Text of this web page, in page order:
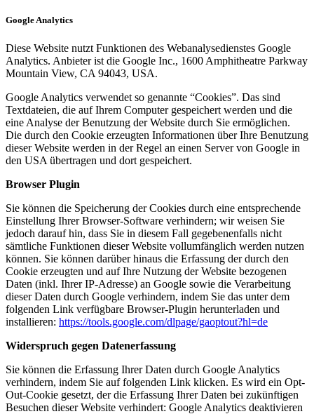
Google Analytics
Diese Website nutzt Funktionen des Webanalysedienstes Google
Analytics. Anbieter ist die Google Inc., 1600 Amphitheatre Parkway
Mountain View, CA 94043, USA.
Google Analytics verwendet so genannte “Cookies”. Das sind
Textdateien, die auf Ihrem Computer gespeichert werden und die
eine Analyse der Benutzung der Website durch Sie ermöglichen.
Die durch den Cookie erzeugten Informationen über Ihre Benutzung
dieser Website werden in der Regel an einen Server von Google in
den USA übertragen und dort gespeichert.
Browser Plugin
Sie können die Speicherung der Cookies durch eine entsprechende
Einstellung Ihrer Browser-Software verhindern; wir weisen Sie
jedoch darauf hin, dass Sie in diesem Fall gegebenenfalls nicht
sämtliche Funktionen dieser Website vollumfänglich werden nutzen
können. Sie können darüber hinaus die Erfassung der durch den
Cookie erzeugten und auf Ihre Nutzung der Website bezogenen
Daten (inkl. Ihrer IP-Adresse) an Google sowie die Verarbeitung
dieser Daten durch Google verhindern, indem Sie das unter dem
folgenden Link verfügbare Browser-Plugin herunterladen und
installieren: https://tools.google.com/dlpage/gaoptout?hl=de
Widerspruch gegen Datenerfassung
Sie können die Erfassung Ihrer Daten durch Google Analytics
verhindern, indem Sie auf folgenden Link klicken. Es wird ein Opt-
Out-Cookie gesetzt, der die Erfassung Ihrer Daten bei zukünftigen
Besuchen dieser Website verhindert: Google Analytics deaktivieren